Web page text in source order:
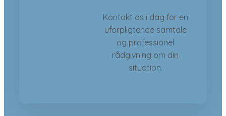
Kontakt os i dag for en
uforpligtende samtale
og professionel
rådgivning om din
situation.